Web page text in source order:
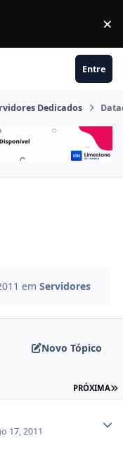
×
Entre
Dedicados
emServidores
Novo Tópico
PRÓXIMA
17, 2011